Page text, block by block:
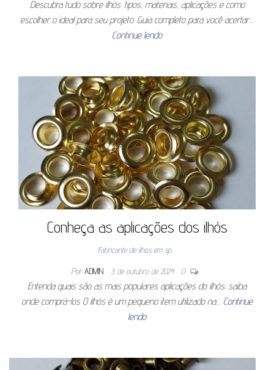
Descubra tudo sobre ilhós: tipos, materiais, aplicações e como
escolher o ideal para seu projeto. Guia completo para você acertar…
Continue lendo
Conheça as aplicações dos ilhós
Fabricante de ilhos em sp
Por ADMIN 3 de outubro de 2024 0
Entenda quais são as mais populares aplicações do ilhós; saiba
onde comprá-los O ilhós é um pequeno item utilizado na… Continue
lendo